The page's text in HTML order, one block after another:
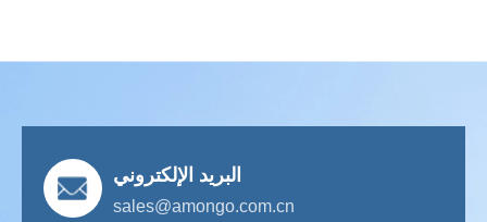
البريد الإلكتروني
sales@amongo.com.cn